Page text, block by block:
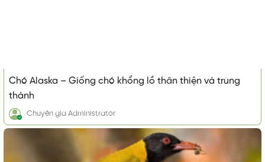
Chó Alaska – Giống chó khổng lồ thân thiện và trung
thành
Chuyên gia Administrator